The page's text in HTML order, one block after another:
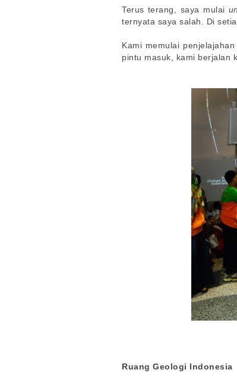
Terus terang, saya mulai
ternyata saya salah. Di
Kami memulai
pintu masuk, kami berjalan
Ruang Geologi Indonesia